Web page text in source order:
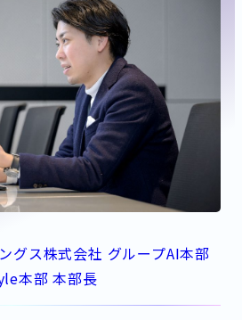
グス株式会社 グループAI本部
本部 本部長